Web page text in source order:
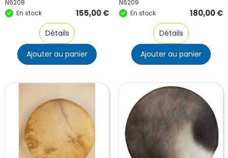
N6208
En stock
155,00€
Détails
Ajouter au panier
N6209
En stock
180,00€
Détails
Ajouter au panier